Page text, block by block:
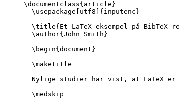
\documentclass{ article }
\usepackage
utf8 ]{ inputenc }
\title{Et LaTeX eksempel på
\author{John Smith}
\begin{ document }
\maketitle
Nylige studier har vist, at LaTeX er
\medskip